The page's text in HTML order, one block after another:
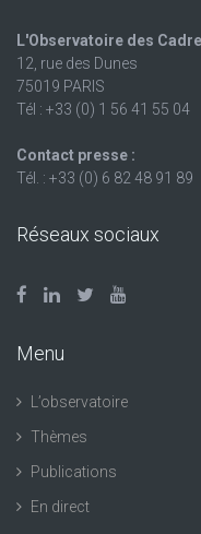
L'Observatoire des
12, rue des Dunes
75019 PARIS
Tél : +33 (0) 1 56 41 55 04
Contact presse :
Tél. : +33 (0) 6 82 48 91 89
Réseaux sociaux
Menu
L’observatoire
Thèmes
Publications
En direct